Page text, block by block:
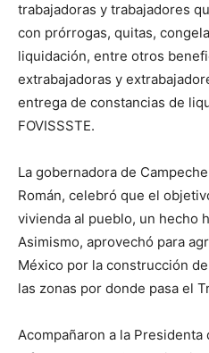
trabajadoras y trabajadores
con prórrogas, quitas,
liquidación, entre otros
extrabajadoras y
entrega de constancias de
FOVISSSTE.
La gobernadora de
Román, celebró que el
vivienda al pueblo, un hecho
Asimismo, aprovechó para
México por la construcción
las zonas por donde pasa el
Acompañaron a la